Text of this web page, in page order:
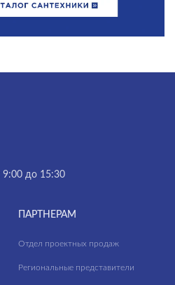
9:00 до 15:30
ПАРТНЕРАМ
Отдел проектных продаж
Региональные представители